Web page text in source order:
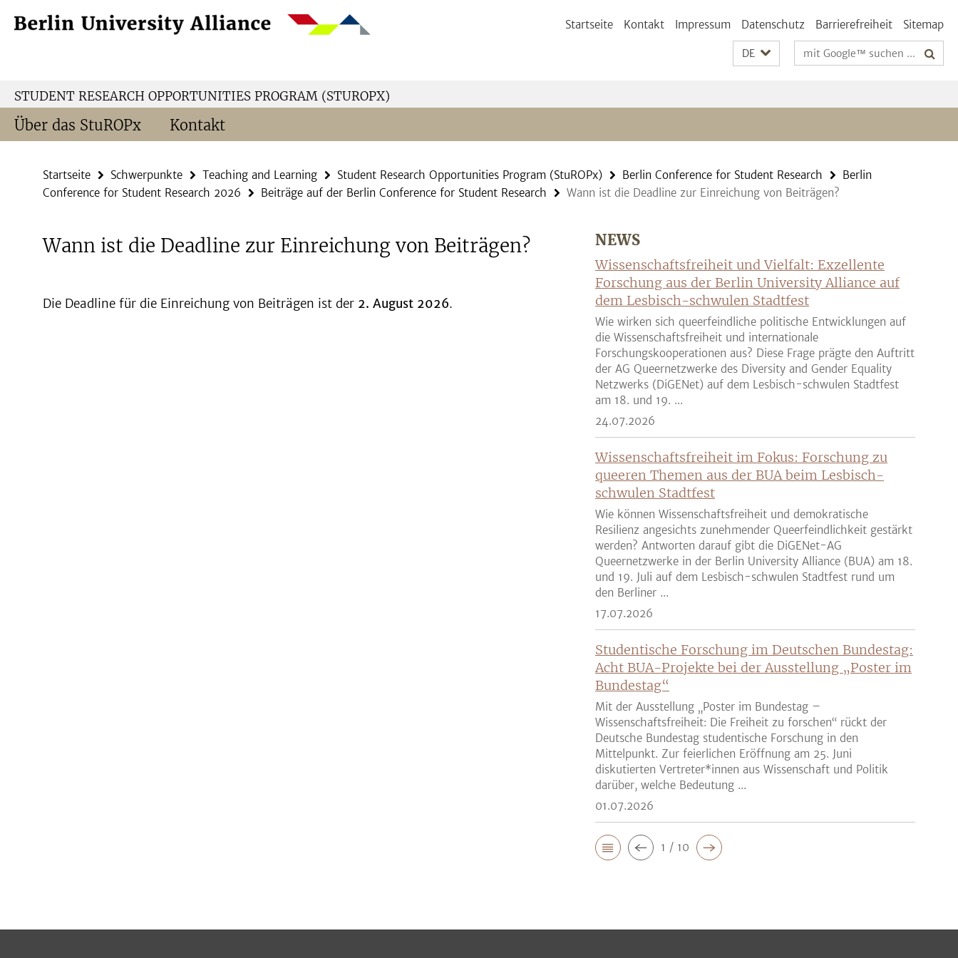
direkt
Service-
Startseite Kontakt Impressum Datenschutz Barrierefreiheit Sitemap
DE Suchbegriffe
STUDENT RESEARCH OPPORTUNITIES PROGRAM (STUROPX)
Über das StuROPx Kontakt
Startseite Schwerpunkte Teaching and Learning Student Research Opportunities Program (StuROPx) Berlin Conference for Student Research
Berlin
Conference for Student Research 2026
Beiträge auf der Berlin Conference for Student Research Wann ist die Deadline zur Einreichung von Beiträgen?
Wann ist die Deadline zur Einreichung von Beiträgen?
Die Deadline für die Einreichung von Beiträgen ist der 2. August 2026.
NEWS
Wissenschaftsfreiheit und Vielfalt: Exzellente
Forschung aus der Berlin University Alliance auf
dem Lesbisch-schwulen Stadtfest
Wie wirken sich queerfeindliche politische Entwicklungen auf
die Wissenschaftsfreiheit und internationale
Forschungskooperationen aus? Diese Frage prägte den Auftritt
der AG Queernetzwerke des Diversity and Gender Equality
Netzwerks (DiGENet) auf dem Lesbisch-schwulen Stadtfest
am 18. und 19. ...
24.07.2026
Wissenschaftsfreiheit im Fokus: Forschung zu
queeren Themen aus der BUA beim Lesbisch-
schwulen Stadtfest
Wie können Wissenschaftsfreiheit und demokratische
Resilienz angesichts zunehmender Queerfeindlichkeit gestärkt
werden? Antworten darauf gibt die DiGENet-AG
Queernetzwerke in der Berlin University Alliance (BUA) am 18.
und 19. Juli auf dem Lesbisch-schwulen Stadtfest rund um
den Berliner ...
17.07.2026
Studentische Forschung im Deutschen Bundestag:
Acht BUA-Projekte bei der Ausstellung „Poster im
Bundestag“
Mit der Ausstellung „Poster im Bundestag –
Wissenschaftsfreiheit: Die Freiheit zu forschen“ rückt der
Deutsche Bundestag studentische Forschung in den
Mittelpunkt. Zur feierlichen Eröffnung am 25. Juni
diskutierten Vertreter*innen aus Wissenschaft und Politik
darüber, welche Bedeutung ...
01.07.2026
1 / 10